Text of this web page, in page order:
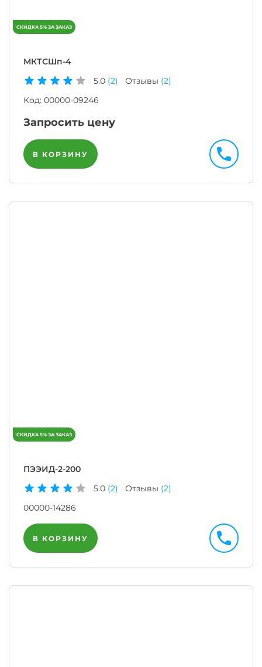
МКТСШп-4
5.0 (2) Отзывы (2)
Код: 00000-09246
Запросить цену
В КОРЗИНУ
ПЭЭИД-2-200
5.0 (2) Отзывы (2)
00000-14286
В КОРЗИНУ